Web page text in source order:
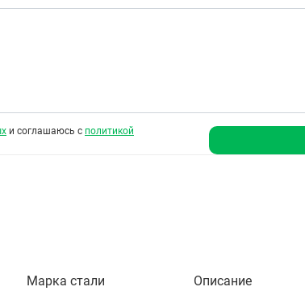
и соглашаюсь с политикой
Марка стали Описание